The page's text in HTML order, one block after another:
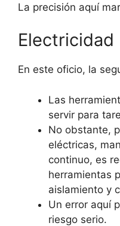
La precisión aquí
Electricidad
En este oficio, la
Las
servir para
No obstante,
eléctricas,
continuo, es
herramientas
aislamiento y
Un error aquí
riesgo serio.